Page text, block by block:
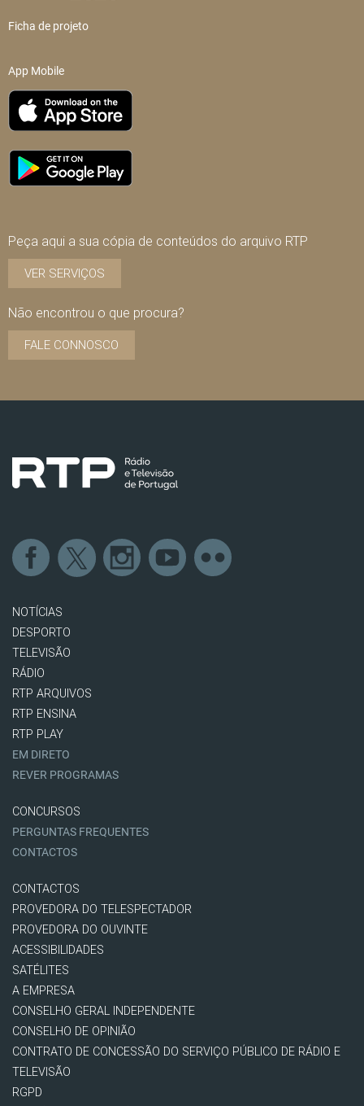
Ficha de projeto
App Mobile
Peça aqui a sua cópia de conteúdos do arquivo RTP
VER SERVIÇOS
Não encontrou o que procura?
FALE CONNOSCO
NOTÍCIAS
DESPORTO
TELEVISÃO
RÁDIO
RTP ARQUIVOS
RTP ENSINA
RTP PLAY
EM DIRETO
REVER PROGRAMAS
CONCURSOS
PERGUNTAS FREQUENTES
CONTACTOS
CONTACTOS
PROVEDORA DO TELESPECTADOR
PROVEDORA DO OUVINTE
ACESSIBILIDADES
SATÉLITES
A EMPRESA
CONSELHO GERAL INDEPENDENTE
CONSELHO DE OPINIÃO
CONTRATO DE CONCESSÃO DO SERVIÇO PÚBLICO DE RÁDIO E
TELEVISÃO
RGPD